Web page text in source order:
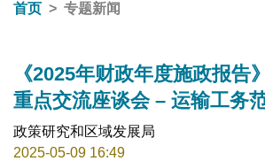
首页
专题新闻
《2025年财政年度施政报告
重点交流座谈会 – 运输工务
政策研究和区域发展局
2025-05-09 16:49